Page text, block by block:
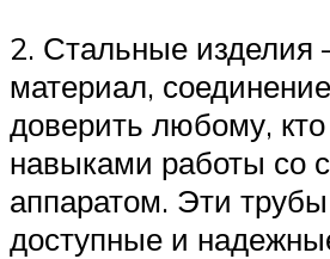
2. Стальные изделия
материал,
доверить любому,
навыками работы со
аппаратом. Эти
доступные и